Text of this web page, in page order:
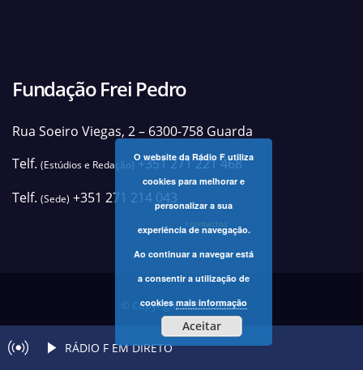
Fundação Frei Pedro
Rua Soeiro Viegas, 2 – 6300-758 Guarda
Telf. (Estúdios e Redação)+351 271 221 468
Telf. (Sede) +351 271 214 043
+contactos
© Copyright 2025 Rádio F
O website da Rádio F utiliza
cookies para melhorar e
personalizar a sua
experiência de navegação.
Ao continuar a navegar está
a consentir a utilização de
cookiesmais informação
Aceitar
RÁDIO F EM DIRETO